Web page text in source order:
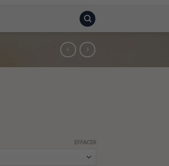
EFFACER